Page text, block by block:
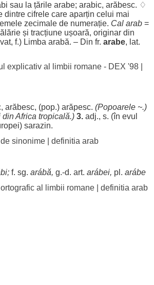
sau la țările arabe; arabic, arăbesc. ♢
dintre cifrelecare aparțin celui mai
zecimalede numerație. Calarab=
și tracțiune ușoară, originardin
, f.) Limba arabă. – Din fr. arabe, lat.
explicativ al limbii romane - DEX '98|
, arăbesc, (pop.) arăpesc. (Popoarele~.)
dinAfrica tropicală.) 3.adj., s. (în evul
sarazin.
sinonime| definitia arab
;f. sg. arábă, g.-d. art. arábei, pl. arábe
al limbii romane| definitia arab